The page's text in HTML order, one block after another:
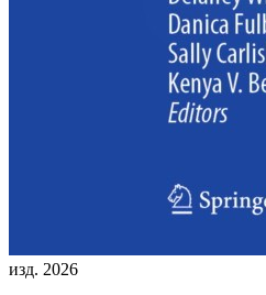
изд. 2026